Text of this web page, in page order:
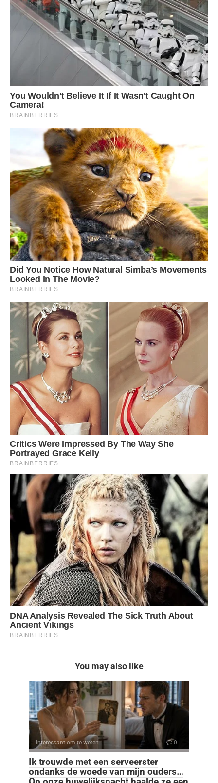
You may also like
Interessant om te weten 0
Ik trouwde met een serveerster
ondanks de woede van mijn ouders…